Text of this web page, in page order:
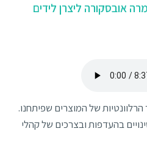
אובסקורה ליצרן לידים
של המוצרים שפיתחנו.
בהעדפות ובצרכים של קהלי